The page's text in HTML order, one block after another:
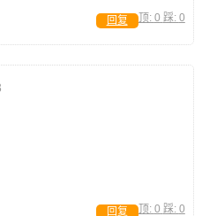
顶: 0 踩: 0
回复
顶: 0 踩: 0
回复